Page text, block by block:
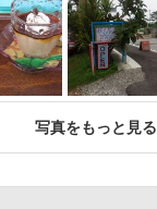
写真をもっと見る